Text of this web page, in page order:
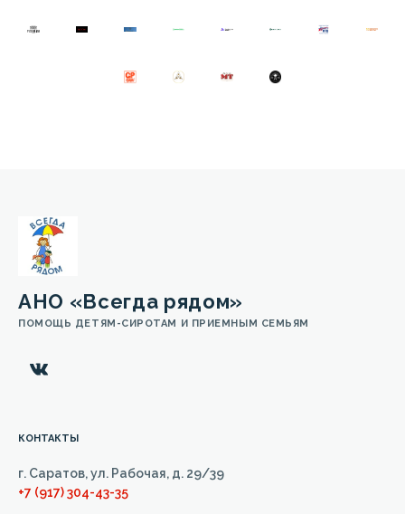
АНО «Всегда рядом»
ПОМОЩЬ ДЕТЯМ-СИРОТАМ И ПРИЕМНЫМ СЕМЬЯМ
КОНТАКТЫ
г. Саратов, ул. Рабочая, д. 29/39
+7 (917) 304-43-35